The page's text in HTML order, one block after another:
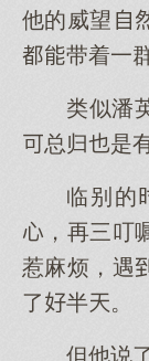
他的威望
带着一
类似潘
总归是
临别的
，再三叮
惹麻烦，
了半。
但他说